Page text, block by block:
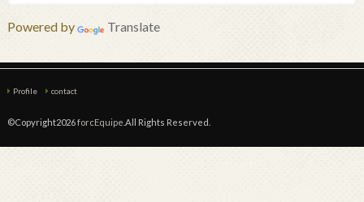
Powered by Translate
Profile contact
©Copyright2026forcEquipe .All Rights Reserved.